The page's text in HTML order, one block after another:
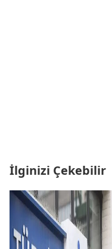
İlginizi Çekebilir